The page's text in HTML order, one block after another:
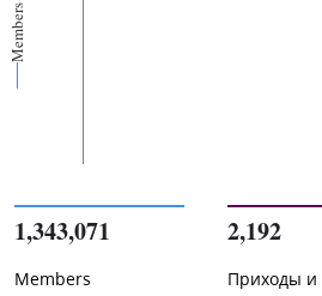
Members
1,343,071
Members
2,192
Приходы и